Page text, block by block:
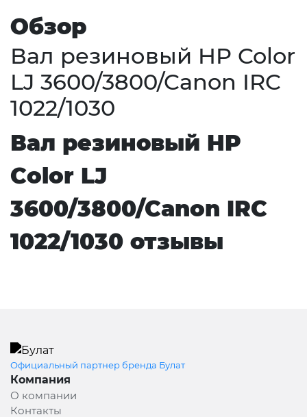
Обзор
Вал резиновый HP Color
LJ 3600/3800/Canon IRC
1022/1030
Вал резиновый HP
Color LJ
3600/3800/Canon IRC
1022/1030 отзывы
Официальный партнер бренда Булат
Компания
О компании
Контакты